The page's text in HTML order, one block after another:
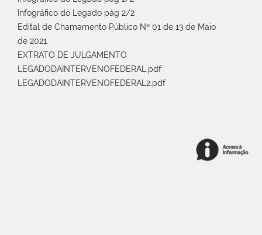
Infográfico do Legado pág 2/2
Edital de Chamamento Público Nº 01 de 13 de Maio
de 2021.
EXTRATO DE JULGAMENTO
LEGADODAINTERVENOFEDERAL.pdf
LEGADODAINTERVENOFEDERAL2.pdf